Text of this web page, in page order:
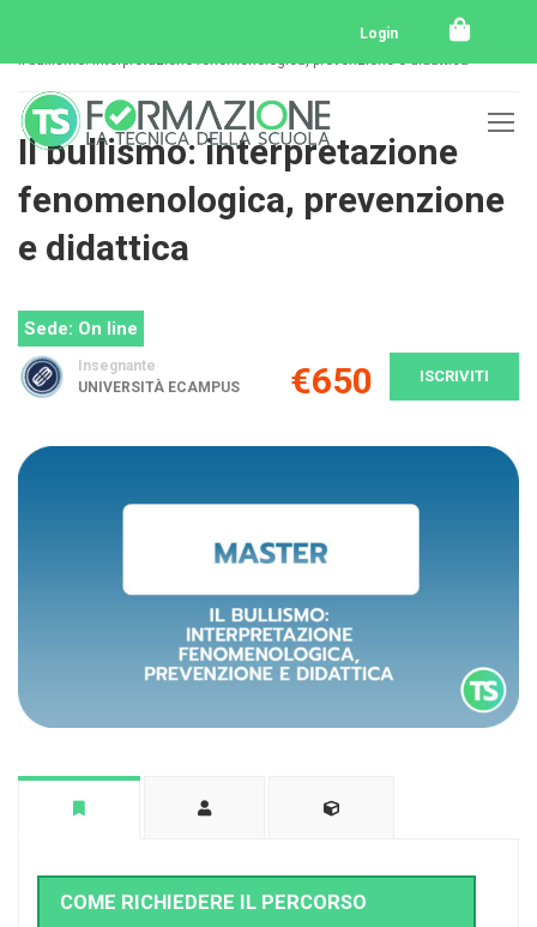
Login
Il bullismo: interpretazione fenomenologica, prevenzione e didattica
Il bullismo: interpretazione
fenomenologica, prevenzione
e didattica
Sede: On line
Insegnante
UNIVERSITÀ ECAMPUS
€650 ISCRIVITI
COME RICHIEDERE IL PERCORSO